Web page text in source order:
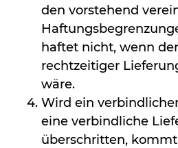
den vorstehend
haftet nicht, wenn
rechtzeitiger
wäre.
Wird ein
eine verbindliche
überschritten,